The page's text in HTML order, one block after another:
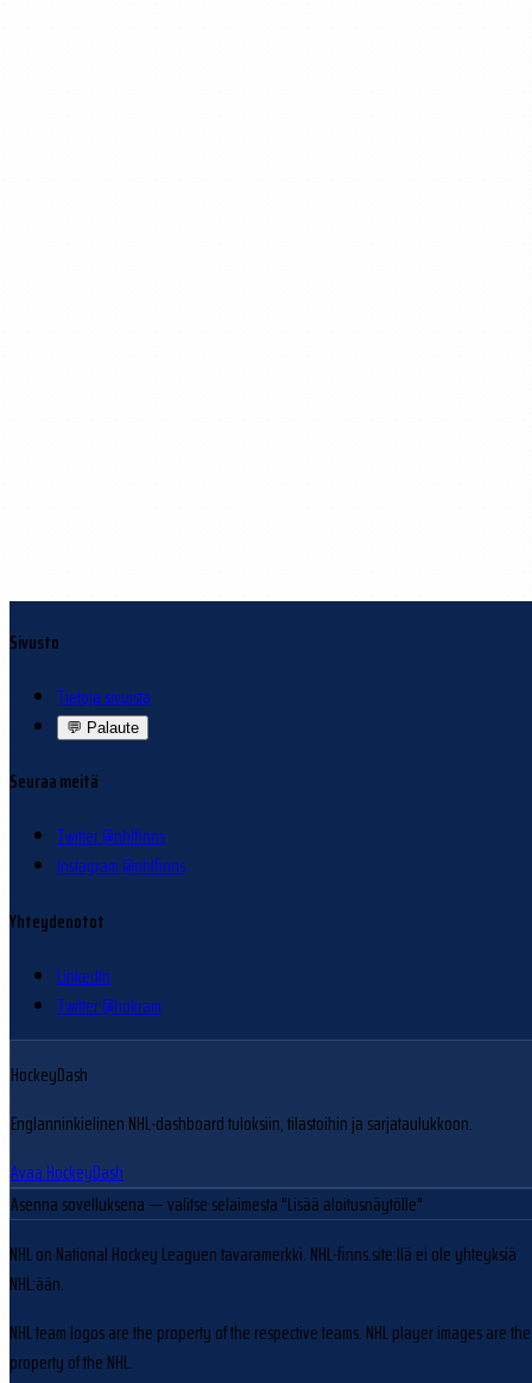
Sivusto
Tietoja sivuista
💬 Palaute
Seuraa meitä
Twitter @nhlfinns
Instagram @nhlfinns
Yhteydenotot
LinkedIn
Twitter @hokram
HockeyDash
Englanninkielinen NHL-dashboard tuloksiin, tilastoihin ja sarjataulukkoon.
Avaa HockeyDash
Asenna sovelluksena — valitse selaimesta "Lisää aloitusnäytölle"
NHL on National Hockey Leaguen tavaramerkki. NHL-finns.site:llä ei ole yhteyksiä
NHL:ään.
NHL team logos are the property of the respective teams. NHL player images are the
property of the NHL.